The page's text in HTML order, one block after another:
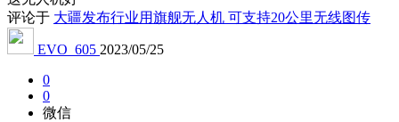
评论于 大疆发布行业用旗舰无人机 可支持20公里无线图传
EVO_605 2023/05/25
0
0
微信